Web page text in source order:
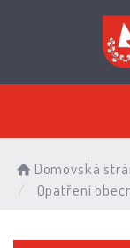
Domovská
Opatření